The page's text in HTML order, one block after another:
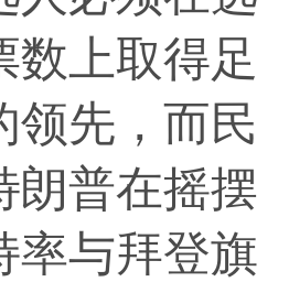
数上取得足
领先，而民
朗普在摇摆
率与拜登旗